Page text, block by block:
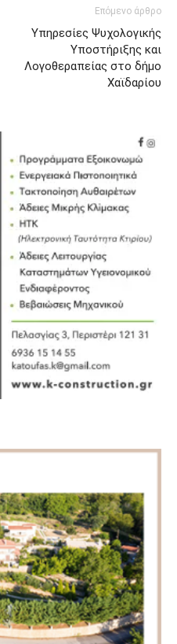
Επόμενο άρθρο
Υπηρεσίες Ψυχολογικής
Υποστήριξης και
Λογοθεραπείας στο δήμο
Χαϊδαρίου